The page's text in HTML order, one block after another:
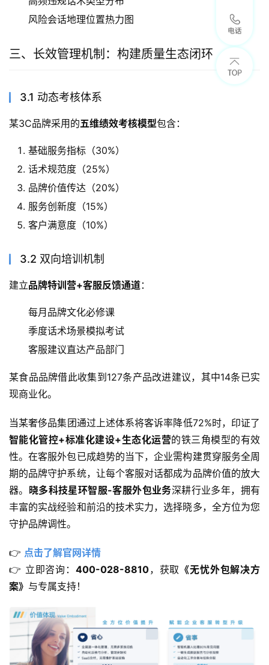
风险会话地理位置热力图
三、长效管理机制：构建质量生态闭环
3.1 动态考核体系
某3C品牌采用的五维绩效考核模型包含：
基础服务指标（30%）
话术规范度（25%）
品牌价值传达（20%）
服务创新度（15%）
客户满意度（10%）
3.2 双向培训机制
建立品牌特训营+客服反馈通道：
每月品牌文化必修课
季度话术场景模拟考试
客服建议直达产品部门
某食品品牌借此收集到127条产品改进建议，其中14条已实
现商业化。
当某奢侈品集团通过上述体系将客诉率降低72%时，印证了
智能化管控+标准化建设+生态化运营的铁三角模型的有效
性。在客服外包已成趋势的当下，企业需构建贯穿服务全周
期的品牌守护系统，让每个客服对话都成为品牌价值的放大
器。 晓多科技星环智服-客服外包业务深耕行业多年，拥有
丰富的实战经验和前沿的技术实力，选择晓多，全方位为您
守护品牌调性。
👉 点击了解官网详情
👉 立即咨询： 400-028-8810，获取 《无忧外包解决方
案》 与专属支持！